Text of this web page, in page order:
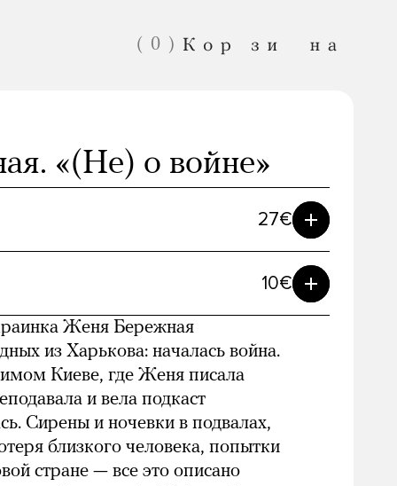
( 0 )
Спасибо!Ваша «Медуза»
«(Не) о войне»
27€
10€
Женя Бережная
из Харькова: началась война.
Киеве, где Женя писала
и вела подкаст
Сирены и ночевки в подвалах,
близкого человека, попытки
стране — все это описано